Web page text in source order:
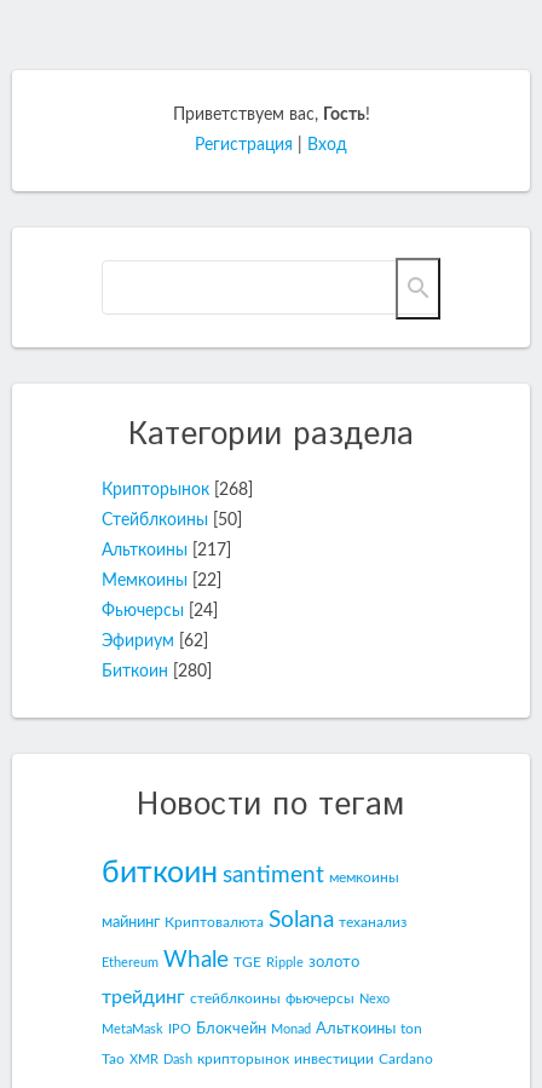
Приветствуем вас, Гость!
Регистрация
Вход
Категории раздела
Крипторынок
[268]
Стейблкоины
[50]
Альткоины
[217]
Мемкоины
[22]
Фьючерсы
[24]
Эфириум
[62]
Биткоин
[280]
Новости по тегам
биткоин santiment мемкоины
майнинг Криптовалюта Solana теханализ
Ethereum Whale TGE Ripple золото
трейдинг стейблкоины фьючерсы Nexo
MetaMask IPO Блокчейн Monad Альткоины ton
Tao XMR Dash крипторынок инвестиции Cardano